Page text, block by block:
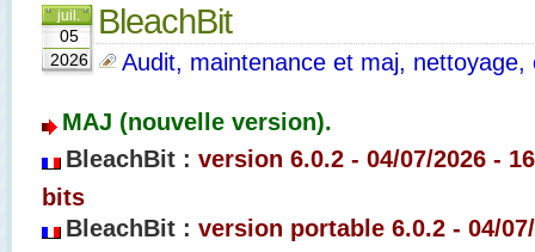
juil.
05
2026
BleachBit
Audit, maintenance et maj, nettoyage,
MAJ (nouvelle version).
BleachBit : version 6.0.2 - 04/07/2026 -
bits
BleachBit : version portable 6.0.2 - 04/